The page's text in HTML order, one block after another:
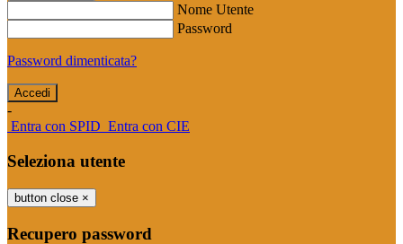
Nome Utente
Password
Password dimenticata?
-
Entra con SPID Entra con CIE
Seleziona utente
button close ×
Recupero password